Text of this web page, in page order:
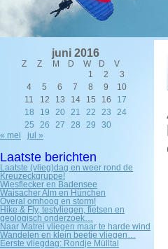
juni 2016
Z Z M D W D
V
1
2
3
4
5 6 7 8 9
10
11
12 13 14 15 16
17
18
19 20 21 22 23
24
25
26 27 28 29
30
« mei
jul »
Laatste berichten
Laatste (vlieg)dag en weer rond de
Kreuzeckgruppe!
Wiesflecker en Badensee
Waisacher Alm en Hünchen
Overal omhoog en storm!
Hike & Fly, testvliegen, fietsen en
geologisch onderzoek…
Naar Matrei vliegen maar te harde wind
Wandelen en klein beetje vliegen…
Eerste vliegdag: Rondje Mülltal